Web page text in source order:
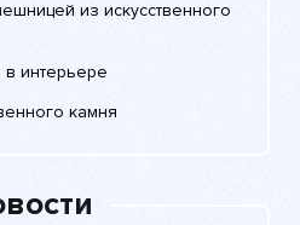
из искусственного
в интерьере
камня